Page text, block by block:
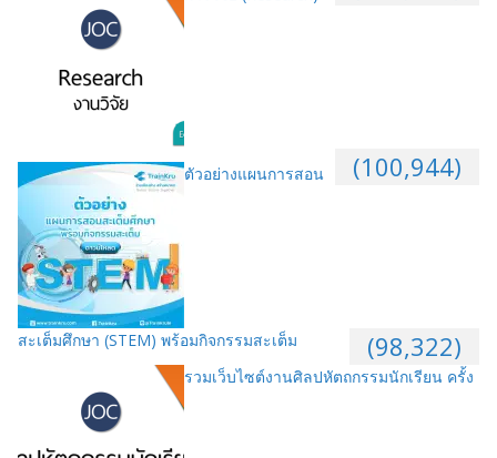
(100,944)
ตัวอย่างแผนการสอน
สะเต็มศึกษา (STEM) พร้อมกิจกรรมสะเต็ม (98,322)
รวมเว็บไซต์งานศิลปหัตถกรรมนักเรียน ครั้ง